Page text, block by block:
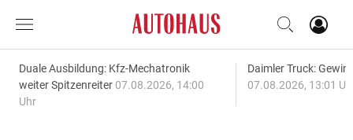
Duale Ausbildung: Kfz-Mechatronik
weiter Spitzenreiter 07.08.2026, 14:00
Uhr
Daimler Truck:
07.08.2026, 13:01